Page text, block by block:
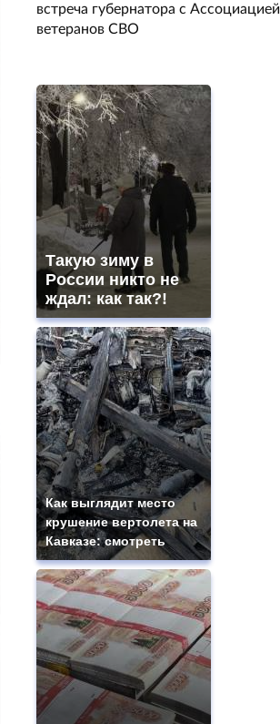
встреча губернатора с Ассоциацией
ветеранов СВО
Такую зиму в
России никто не
ждал: как так?!
Как выглядит место
крушение вертолета на
Кавказе: смотреть